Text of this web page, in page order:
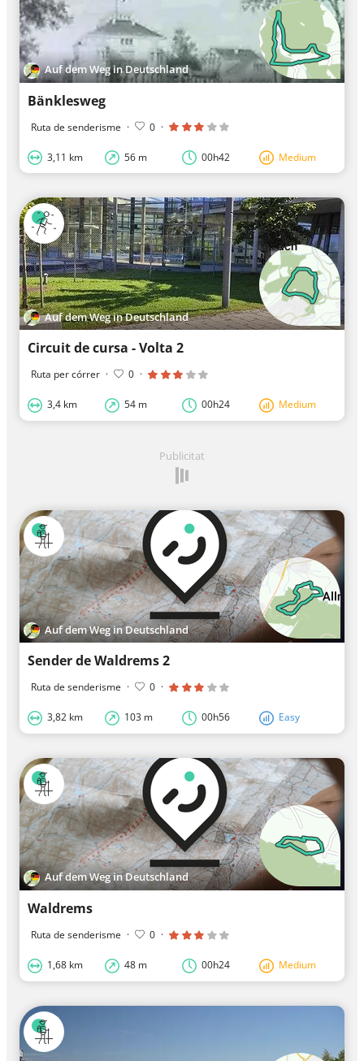
Auf dem Weg in Deutschland
Bänklesweg
Ruta de senderisme · 0 ·
3,11 km 56 m 00h42 Medium
Auf dem Weg in Deutschland
Circuit de cursa - Volta 2
Ruta per córrer · 0 ·
3,4 km 54 m 00h24 Medium
Publicitat
Auf dem Weg in Deutschland
Sender de Waldrems 2
Ruta de senderisme · 0 ·
3,82 km 103 m 00h56 Easy
Auf dem Weg in Deutschland
Waldrems
Ruta de senderisme · 0 ·
1,68 km 48 m 00h24 Medium